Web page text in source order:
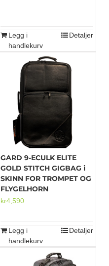
Legg i
handlekurv
Detaljer
GARD 9-ECULK ELITE
GOLD STITCH GIGBAG i
SKINN FOR TROMPET OG
FLYGELHORN
kr4,590
Legg i
handlekurv
Detaljer